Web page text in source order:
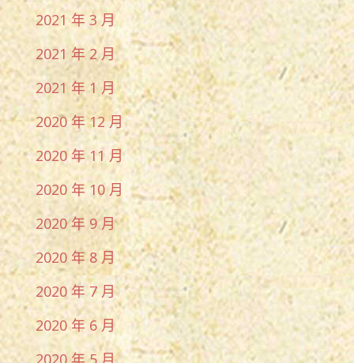
2021 年 3 月
2021 年 2 月
2021 年 1 月
2020 年 12 月
2020 年 11 月
2020 年 10 月
2020 年 9 月
2020 年 8 月
2020 年 7 月
2020 年 6 月
2020 年 5 月